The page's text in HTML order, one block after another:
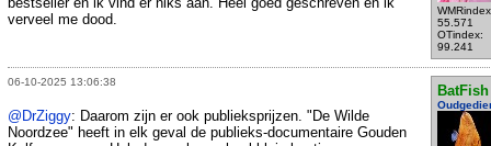
55.571
OTindex:
99.241
verveel me dood.
06-10-2025 13:06:38
BatFish
@DrZiggy: Daarom zijn er ook publieksprijzen. "De Wilde
Noordzee" heeft in elk geval de publieks-documentaire Gouden